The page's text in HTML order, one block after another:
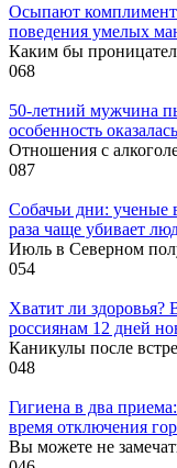
Осыпают
поведения умелых
Каким бы
068
50-летний мужчина
особенность
Отношения с
087
Собачьи дни: ученые
раза чаще убивает
Июль в Северном
054
Хватит ли
россиянам 12 дней
Каникулы после
048
Гигиена в два
время отключения
Вы можете не